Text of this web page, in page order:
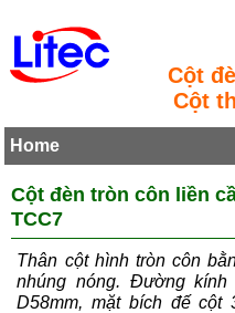
Cột
Cột
Home
Cột đèn tròn côn liền
TCC7
Thân cột hình tròn côn
nhúng nóng. Đường
D58mm, mặt bích đế cột